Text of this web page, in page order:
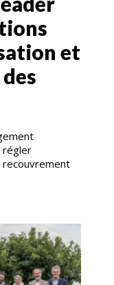
et
régler
recouvrement